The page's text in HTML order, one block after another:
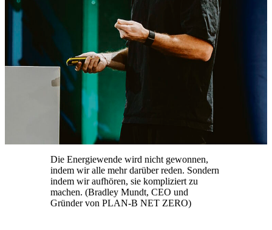
Die Energiewende wird nicht gewonnen,
indem wir alle mehr darüber reden. Sondern
indem wir aufhören, sie kompliziert zu
machen. (Bradley Mundt, CEO und
Gründer von PLAN-B NET ZERO)